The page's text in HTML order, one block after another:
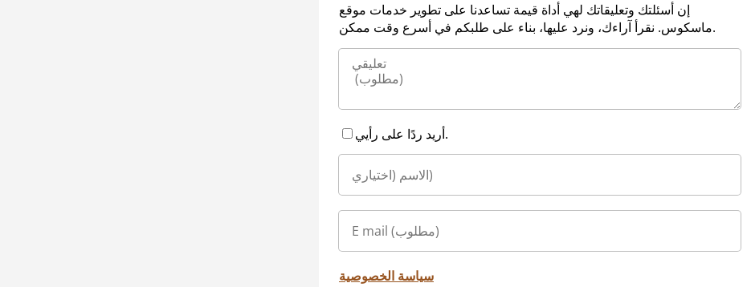
إن أسئلتك وتعليقاتك لهي أداة قيمة تساعدنا على تطوير خدمات موقع
ماسكوس. نقرأ آراءك، ونرد عليها، بناء على طلبكم في أسرع وقت ممكن.
أريد ردًا على رأيي.
سياسة الخصوصية